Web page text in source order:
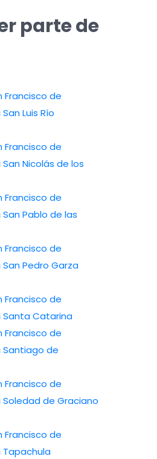
parte de
Francisco de
Luis Río
Francisco de
Nicolás de los
Francisco de
Pablo de las
Francisco de
Pedro Garza
Francisco de
Catarina
Francisco de
de
Francisco de
de Graciano
Francisco de